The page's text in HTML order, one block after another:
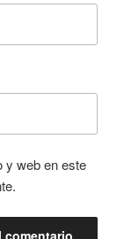
y web en este